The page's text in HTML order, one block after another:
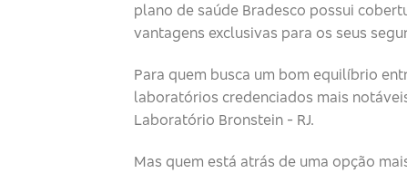
plano de saúde Bradesco possui
vantagens exclusivas para os seus
Para quem busca um bom equilíbrio
laboratórios credenciados mais
Laboratório Bronstein - RJ.
Mas quem está atrás de uma opção